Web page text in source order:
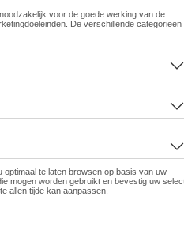
Contacteer uw dealer om te